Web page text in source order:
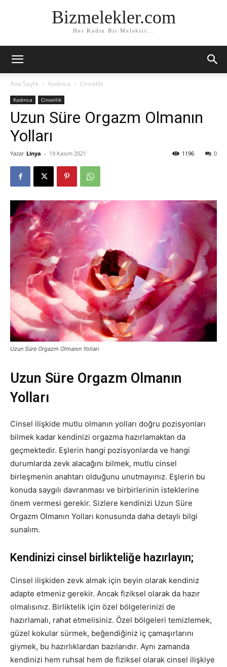
Bizmelekler.com
Her Kadın Bir Melektir...
Ana Sayfa Kadınca Cinsellik
Kadınca Cinsellik
Uzun Süre Orgazm Olmanın
Yolları
Yazar Linya - 19 Kasım 2021 0
1196
Uzun Süre Orgazm Olmanın Yolları
Uzun Süre Orgazm Olmanın
Yolları
Cinsel ilişkide mutlu olmanın yolları doğru pozisyonları
bilmek kadar kendinizi orgazma hazırlamaktan da
geçmektedir. Eşlerin hangi pozisyonlarda ve hangi
durumlarda zevk alacağını bilmek, mutlu cinsel
birleşmenin anahtarı olduğunu unutmayınız. Eşlerin bu
konuda saygılı davranması ve birbirlerinin isteklerine
önem vermesi gerekir. Sizlere kendinizi Uzun Süre
Orgazm Olmanın Yolları konusunda daha detaylı bilgi
sunalım.
Kendinizi cinsel birlikteliğe hazırlayın;
Cinsel ilişkiden zevk almak için beyin olarak kendiniz
adapte etmeniz gerekir. Ancak fiziksel olarak da hazır
olmalısınız. Birliktelik için özel bölgelerinizi de
hazırlamalı, rahat etmelisiniz. Özel bölgeleri temizlemek,
güzel kokular sürmek, beğendiğiniz iç çamaşırlarını
giymek, bu hazırlıklardan bazılarıdır. Aynı zamanda
kendinizi hem ruhsal hem de fiziksel olarak cinsel ilişkiye